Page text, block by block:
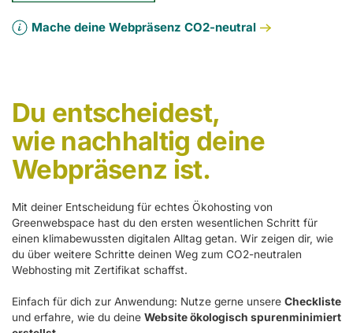
Mache deine Webpräsenz CO2-neutral
Du entscheidest,
wie nachhaltig deine
Webpräsenz ist.
Mit deiner Entscheidung für echtes Ökohosting von
Greenwebspace hast du den ersten wesentlichen Schritt für
einen klimabewussten digitalen Alltag getan. Wir zeigen dir, wie
du über weitere Schritte deinen Weg zum CO2-neutralen
Webhosting mit Zertifikat schaffst.
Einfach für dich zur Anwendung: Nutze gerne unsere Checkliste
und erfahre, wie du deine Website ökologisch spurenminimiert